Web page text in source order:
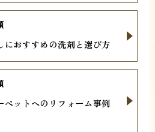
におすすめの洗剤と選び方
ペットへのリフォーム事例